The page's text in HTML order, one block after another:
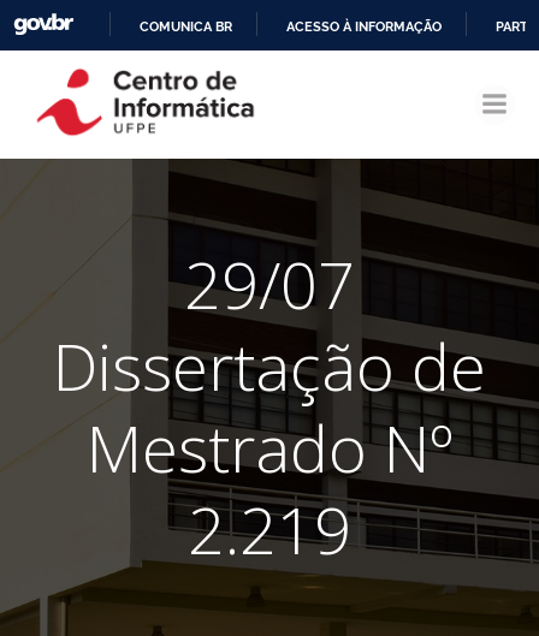
CONTEÚDO
COMUNICA BR ACESSO À INFORMAÇÃO
29/07
Dissertação de
Mestrado Nº
2.219